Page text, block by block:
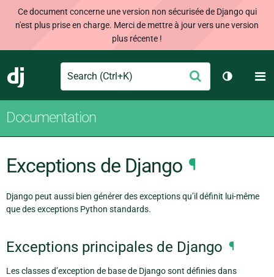
Ce document concerne une version non sécurisée de Django qui
n'est plus prise en charge. Merci de mettre à jour vers une version
plus récente !
Django
Search Envoyer
Changer
Documentation
Exceptions de Django ¶
Django peut aussi bien générer des exceptions qu’il définit lui-même
que des exceptions Python standards.
Exceptions principales de Django ¶
Les classes d’exception de base de Django sont définies dans